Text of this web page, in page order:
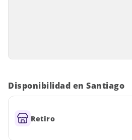
Disponibilidad en Santiago
Retiro